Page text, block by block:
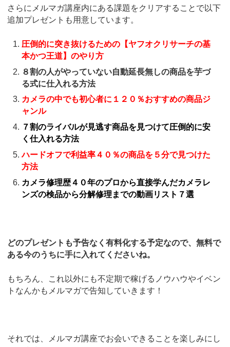
さらにメルマガ講座内にある課題をクリアすることで以下
追加プレゼントも用意しています。
圧倒的に突き抜けるための【ヤフオクリサーチの基
本かつ王道】のやり方
８割の人がやっていない自動延長無しの商品を芋づ
る式に仕入れる方法
カメラの中でも初心者に１２０％おすすめの商品ジ
ャンル
７割のライバルが見逃す商品を見つけて圧倒的に安
く仕入れる方法
ハードオフで利益率４０％の商品を５分で見つけた
方法
カメラ修理歴４０年のプロから直接学んだカメラレ
ンズの検品から分解修理までの動画リスト７選
どのプレゼントも予告なく有料化する予定なので、無料で
ある今のうちに手に入れてくださいね。
もちろん、これ以外にも不定期で稼げるノウハウやイベン
トなんかもメルマガで告知していきます！
それでは、メルマガ講座でお会いできることを楽しみにし